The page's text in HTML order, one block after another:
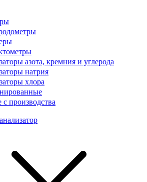
азота, кремния и углерода
натрия
хлора
с производства